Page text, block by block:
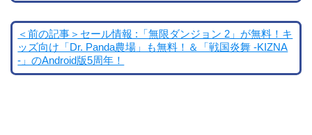
＜前の記事＞セール情報 :「無限ダンジョン 2」が無料！キ
ッズ向け「Dr. Panda農場」も無料！＆「戦国炎舞 -KIZNA
-」のAndroid版5周年！